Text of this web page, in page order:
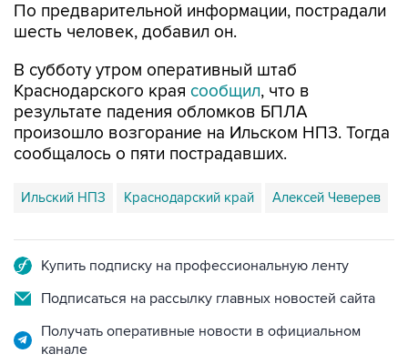
По предварительной информации, пострадали
шесть человек, добавил он.
В субботу утром оперативный штаб
Краснодарского края сообщил, что в
результате падения обломков БПЛА
произошло возгорание на Ильском НПЗ. Тогда
сообщалось о пяти пострадавших.
Ильский НПЗ Краснодарский край Алексей Чеверев
Купить подписку на профессиональную ленту
Подписаться на рассылку главных новостей сайта
Получать оперативные новости в официальном
канале